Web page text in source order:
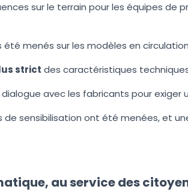
sur le terrain pour les équipes de
été menés sur les modèles en
strict des caractéristiques
avec les fabricants pour exiger
de sensibilisation ont été menées, et
au service des